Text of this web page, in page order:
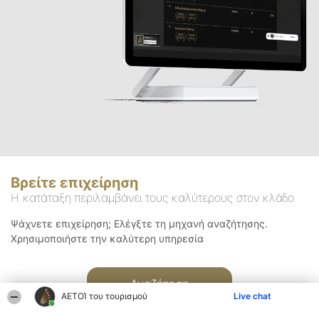
ΑΕΤΟΊ του τουρισμού Live chat
Βρείτε επιχείρηση
Η κατάταξη περιλαμβάνει τους καλύτερους στον κλάδο
Ψάχνετε επιχείρηση; Ελέγξτε τη μηχανή αναζήτησης.
Χρησιμοποιήστε την καλύτερη υπηρεσία
Αναζήτηση